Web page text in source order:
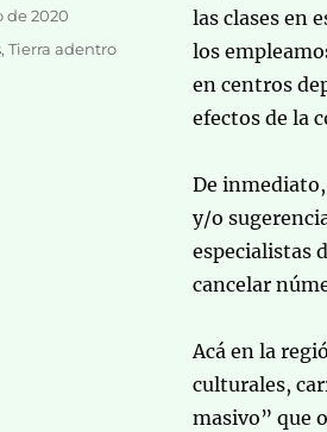
las clases en
los
en centros
efectos de la
De
y/o
especialistas
cancelar
Acá en la
culturales,
masivo” que
de 2020
,Tierra adentro